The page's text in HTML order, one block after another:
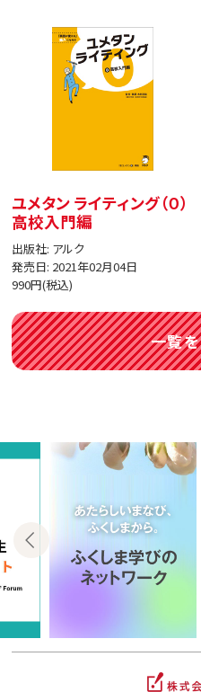
ユメタン ライティング（０）
高校入門編
出版社: アルク
発売日: 2021年02月04日
990円(税込)
一覧